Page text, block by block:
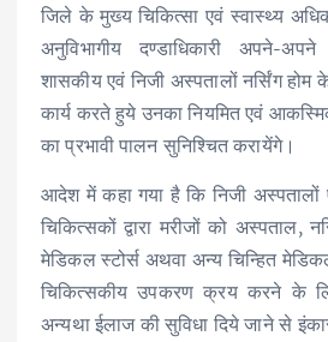
जिले के मुख्य चिकित्सा एवं स्वास्थ्य
अनुविभागीय दण्डाधिकारी अपने-
शासकीय एवं निजी अस्पतालों नर्सिंग
कार्य करते हुये उनका नियमित एवं
का प्रभावी पालन सुनिश्चित करायेंगे।
आदेश में कहा गया है कि निजी अस्पतालों
चिकित्सकों द्वारा मरीजों को अस्पताल,
मेडिकल स्टोर्स अथवा अन्य चिन्हित
चिकित्सकीय उपकरण क्रय करने के
अन्यथा ईलाज की सुविधा दिये जाने से